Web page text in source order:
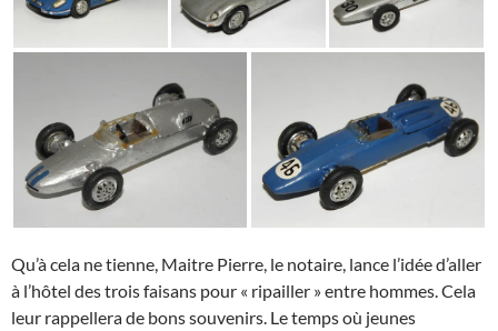
Qu’à cela ne tienne, Maitre Pierre, le notaire, lance l’idée d’aller
à l’hôtel des trois faisans pour « ripailler » entre hommes. Cela
leur rappellera de bons souvenirs. Le temps où jeunes